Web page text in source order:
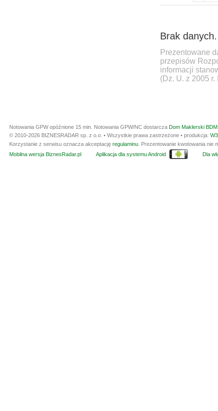
Brak danych.
Prezentowane
przepisów
informacji
(Dz. U. z 2005
Notowania GPW opóźnione 15 min. Notowania GPW/NC dostarcza Dom Maklerski
© 2010-2026 BIZNESRADAR sp. z o.o. • Wszystkie prawa zastrzeżone • produkcja:
Korzystanie z serwisu oznacza akceptację regulaminu . Prezentowanie kwotowania
Mobilna wersja BiznesRadar.pl
Aplikacja dla systemu Android Dla